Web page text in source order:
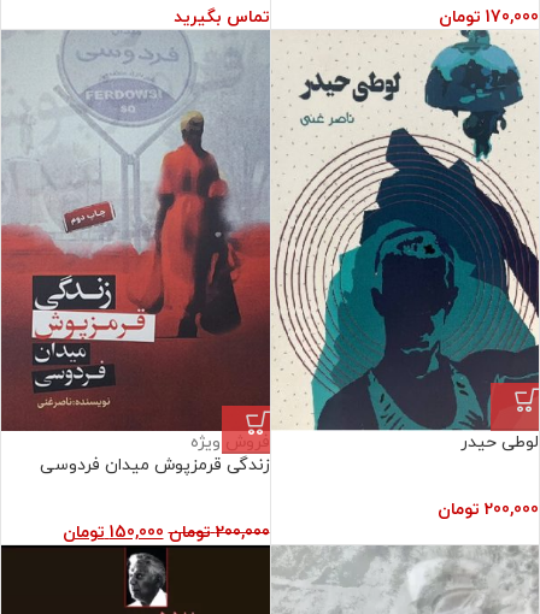
170,000 تومان تماس بگیرید
لوطی حیدر
200,000 تومان
فروش ویژه
زندگی قرمزپوش میدان فردوسی
200,000 تومان 150,000 تومان